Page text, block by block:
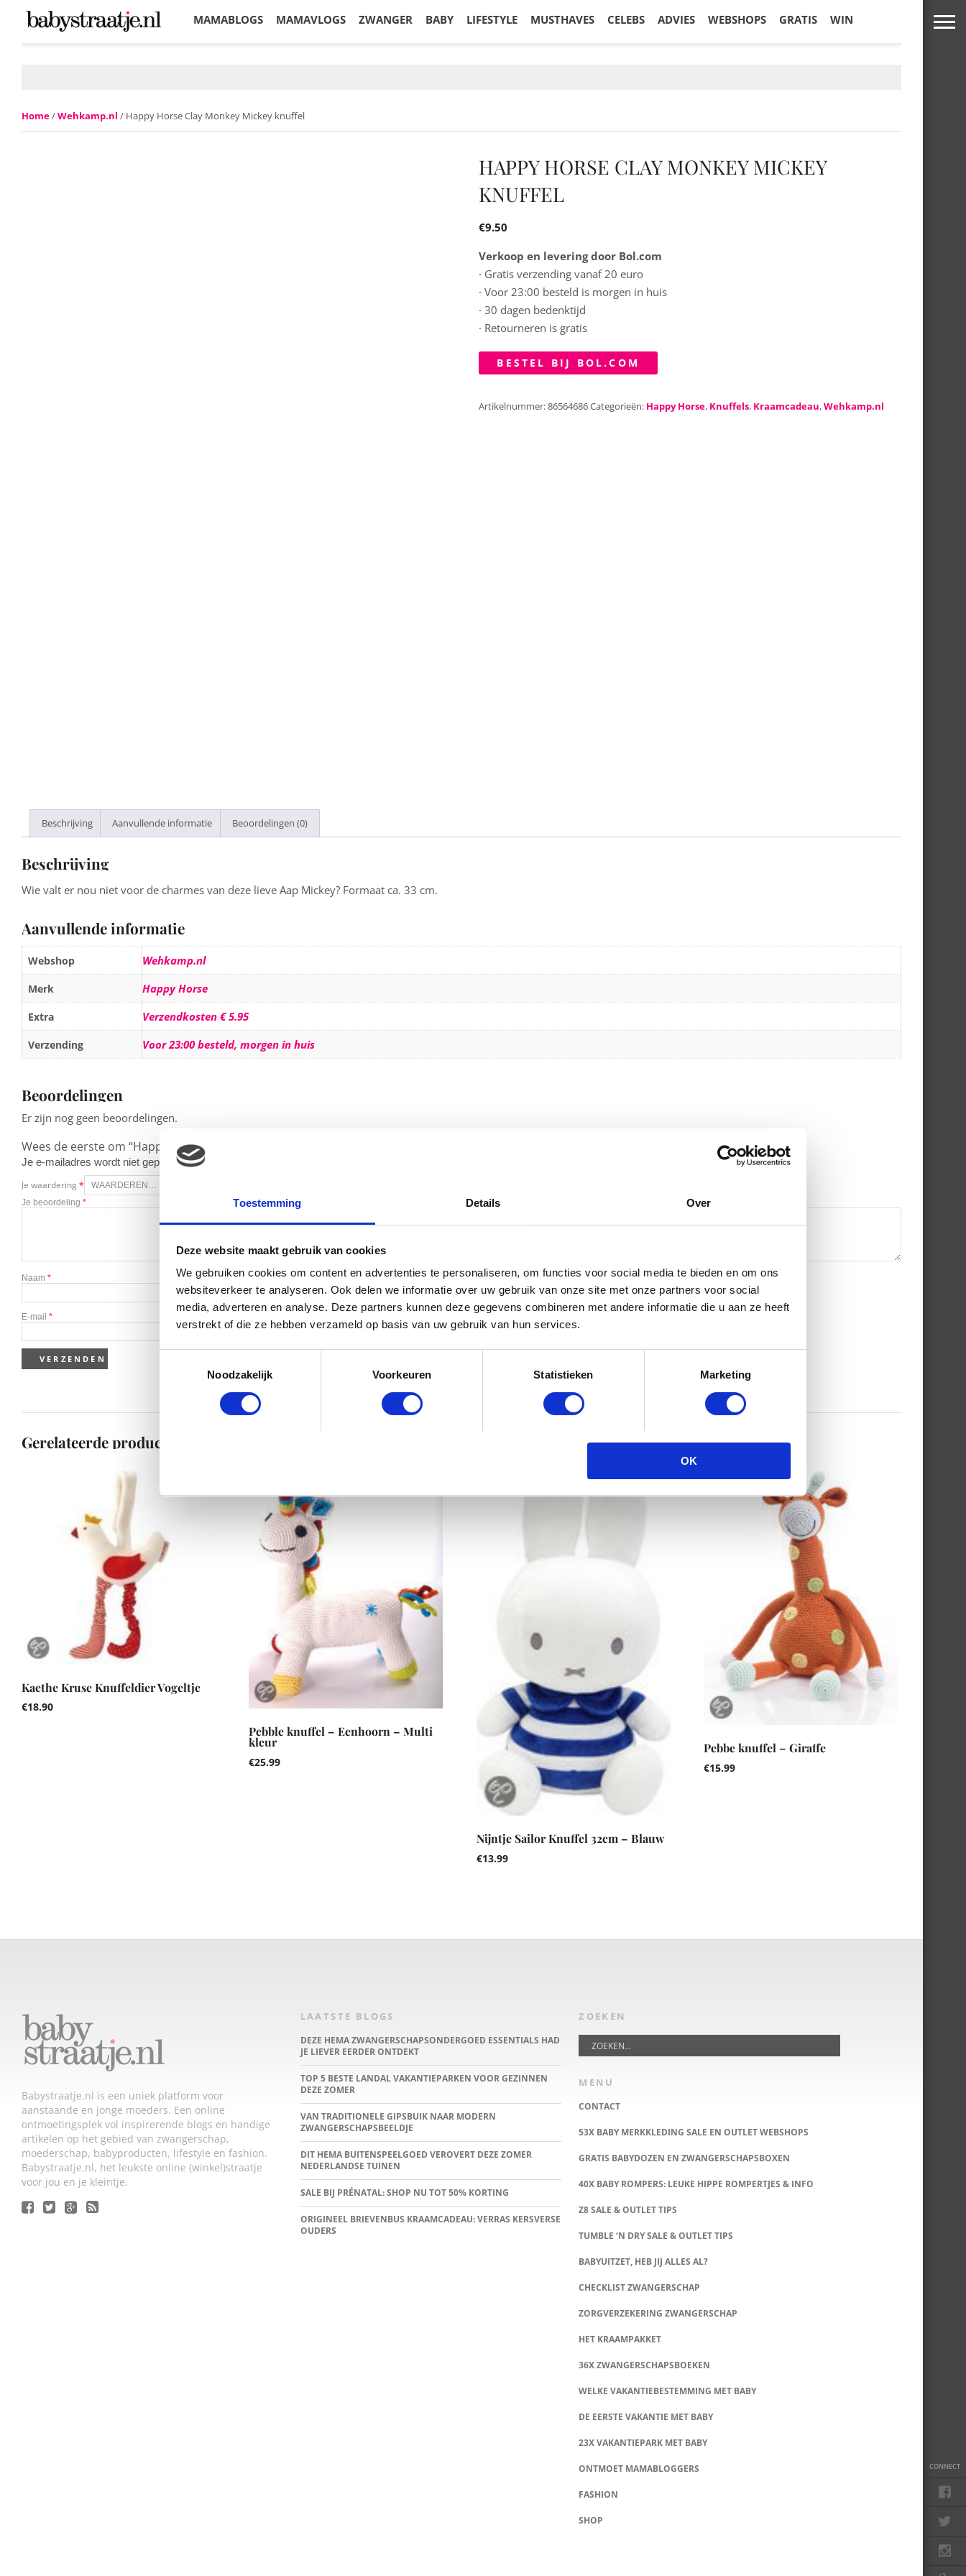
Toestemming Details Over
Deze website maakt gebruik van cookies
We gebruiken cookies om content en advertenties te personaliseren, om functies voor social media te bieden en om ons
websiteverkeer te analyseren. Ook delen we informatie over uw gebruik van onze site met onze partners voor social
media, adverteren en analyse. Deze partners kunnen deze gegevens combineren met andere informatie die u aan ze heeft
verstrekt of die ze hebben verzameld op basis van uw gebruik van hun services.
Noodzakelijk
Voorkeuren Statistieken Marketing
OK
CONNECT
MAMABLOGS MAMAVLOGS ZWANGER BABY LIFESTYLE MUSTHAVES CELEBS ADVIES WEBSHOPS GRATIS WIN
Home/Wehkamp.nl / Happy Horse Clay Monkey Mickey knuffel
HAPPY HORSE CLAY MONKEY MICKEY
KNUFFEL
€9.50
Verkoop en levering door Bol.com
· Gratis verzending vanaf 20 euro
· Voor 23:00 besteld is morgen in huis
· 30 dagen bedenktijd
· Retourneren is gratis
BESTEL BIJ BOL.COM
Artikelnummer:86564686Categorieën: Happy Horse, Knuffels, Kraamcadeau,Wehkamp.nl
Beschrijving Aanvullende informatie Beoordelingen (0)
Beschrijving
Wie valt er nou niet voor de charmes van deze lieve Aap Mickey? Formaat ca. 33 cm.
Aanvullende informatie
Webshop Wehkamp.nl
Merk Happy Horse
Extra Verzendkosten € 5.95
Verzending Voor 23:00 besteld, morgen in huis
Beoordelingen
Er zijn nog geen beoordelingen.
Wees de eerste om “Happy Horse Clay Monkey Mickey knuffel” te beoordelen
Je e-mailadres wordt niet gepubliceerd.
Je waardering *
Je beoordeling *
Naam *
E-mail *
Gerelateerde producten
Kaethe Kruse Knuffeldier Vogeltje
€18.90
Pebble knuffel – Eenhoorn – Multi
kleur
€25.99
Nijntje Sailor Knuffel 32cm – Blauw
€13.99
Pebbe knuffel – Giraffe
€15.99
Babystraatje.nl is een uniek platform voor
aanstaande en jonge moeders. Een online
ontmoetingsplek vol inspirerende blogs en handige
artikelen op het gebied van zwangerschap,
moederschap, babyproducten, lifestyle en fashion.
Babystraatje.nl, het leukste online (winkel)straatje
voor jou en je kleintje.
LAATSTE BLOGS
DEZE HEMA ZWANGERSCHAPSONDERGOED ESSENTIALS HAD
JE LIEVER EERDER ONTDEKT
TOP 5 BESTE LANDAL VAKANTIEPARKEN VOOR GEZINNEN
DEZE ZOMER
VAN TRADITIONELE GIPSBUIK NAAR MODERN
ZWANGERSCHAPSBEELDJE
DIT HEMA BUITENSPEELGOED VEROVERT DEZE ZOMER
NEDERLANDSE TUINEN
SALE BIJ PRÉNATAL: SHOP NU TOT 50% KORTING
ORIGINEEL BRIEVENBUS KRAAMCADEAU: VERRAS KERSVERSE
OUDERS
ZOEKEN
MENU
CONTACT
53X BABY MERKKLEDING SALE EN OUTLET WEBSHOPS
GRATIS BABYDOZEN EN ZWANGERSCHAPSBOXEN
40X BABY ROMPERS: LEUKE HIPPE ROMPERTJES & INFO
Z8 SALE & OUTLET TIPS
TUMBLE ‘N DRY SALE & OUTLET TIPS
BABYUITZET, HEB JIJ ALLES AL?
CHECKLIST ZWANGERSCHAP
ZORGVERZEKERING ZWANGERSCHAP
HET KRAAMPAKKET
36X ZWANGERSCHAPSBOEKEN
WELKE VAKANTIEBESTEMMING MET BABY
DE EERSTE VAKANTIE MET BABY
23X VAKANTIEPARK MET BABY
ONTMOET MAMABLOGGERS
FASHION
SHOP